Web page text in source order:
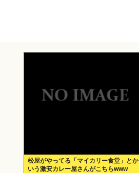
松屋がやってる「マイカリー食堂」とか
いう激安カレー屋さんがこちらwww